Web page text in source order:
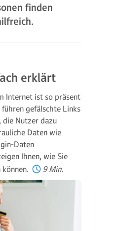
finden
erklärt
Internet ist so präsent
gefälschte Links
die Nutzer dazu
Daten wie
Daten
Ihnen, wie Sie
9 Min.